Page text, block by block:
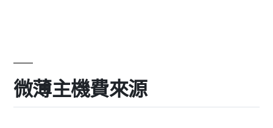
微薄主機費來源